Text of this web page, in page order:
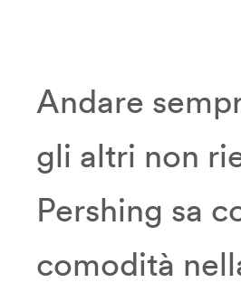
Andare
gli altri non
Pershing sa
comodità